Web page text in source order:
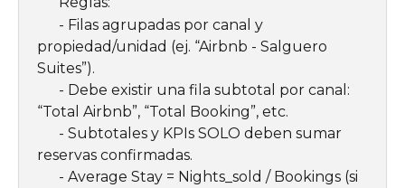
propiedad/unidad (ej. “Airbnb - Salguero
Suites”).
“Total Airbnb”, “Total Booking”, etc.
reservas confirmadas.